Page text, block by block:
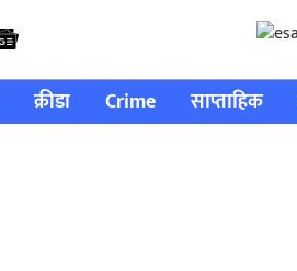
क्रीडा Crime साप्ताहिक